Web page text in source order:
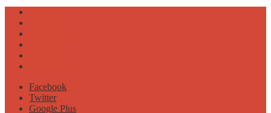
Facebook
Twitter
Google Plus